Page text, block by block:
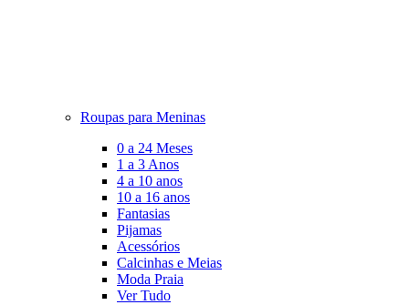
Roupas para Meninas
0 a 24 Meses
1 a 3 Anos
4 a 10 anos
10 a 16 anos
Fantasias
Pijamas
Acessórios
Calcinhas e Meias
Moda Praia
Ver Tudo